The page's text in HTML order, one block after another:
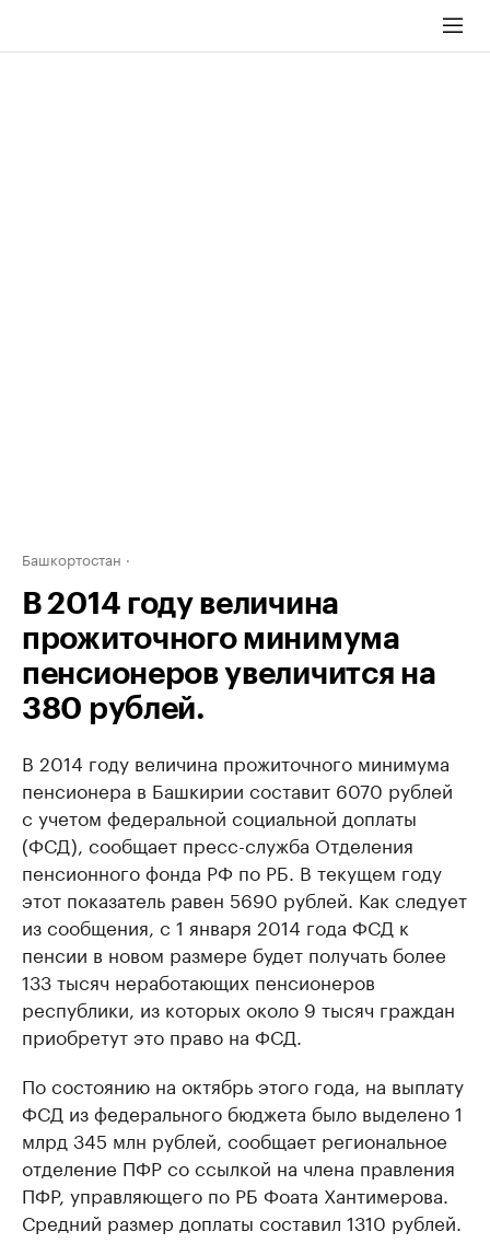
Башкортостан
В 2014 году величина
прожиточного минимума
пенсионеров увеличится на
380 рублей.
В 2014 году величина прожиточного минимума
пенсионера в Башкирии составит 6070 рублей
с учетом федеральной социальной доплаты
(ФСД), сообщает пресс-служба Отделения
пенсионного фонда РФ по РБ. В текущем году
этот показатель равен 5690 рублей. Как следует
из сообщения, с 1 января 2014 года ФСД к
пенсии в новом размере будет получать более
133 тысяч неработающих пенсионеров
республики, из которых около 9 тысяч граждан
приобретут это право на ФСД.
По состоянию на октябрь этого года, на выплату
ФСД из федерального бюджета было выделено 1
млрд 345 млн рублей, сообщает региональное
отделение ПФР со ссылкой на члена правления
ПФР, управляющего по РБ Фоата Хантимерова.
Средний размер доплаты составил 1310 рублей.